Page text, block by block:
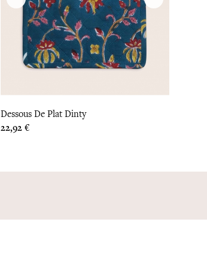
Dessous De Plat Dinty
Prix
22,92 €